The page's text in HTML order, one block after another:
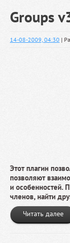
Groups
14-08-2009, 04:30 |
Этот плагин
позволяют
и особенностей.
членов, найти
Читать далее